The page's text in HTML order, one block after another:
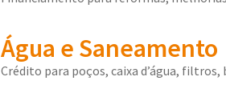
Água e Saneamento
Crédito para poços, caixa d’água,